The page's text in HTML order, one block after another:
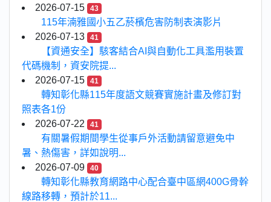
2026-07-15
43
115年湳雅國小五乙菸檳危害防制表演影片
2026-07-13
41
【資通安全】駭客結合AI與自動化工具濫用裝置
代碼機制，資安院提...
2026-07-15
41
轉知彰化縣115年度語文競賽實施計畫及修訂對
照表各1份
2026-07-22
41
有關暑假期間學生從事戶外活動請留意避免中
暑、熱傷害，詳如說明...
2026-07-09
40
轉知彰化縣教育網路中心配合臺中區網400G骨幹
線路移轉，預計於11...